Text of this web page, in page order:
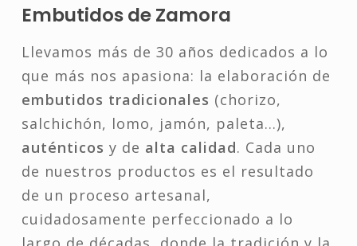
Embutidos de Zamora
Llevamos más de 30 años dedicados a lo
que más nos apasiona: la elaboración de
embutidos tradicionales (chorizo,
salchichón, lomo, jamón, paleta…),
auténticos y de alta calidad. Cada uno
de nuestros productos es el resultado
de un proceso artesanal,
cuidadosamente perfeccionado a lo